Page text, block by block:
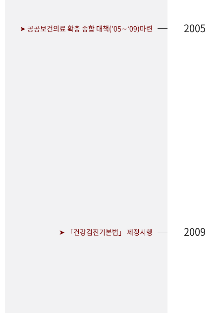
➤ 공공보건의료 확충 종합 대책(’05∼‘09)마련 2005
➤ 「건강검진기본법」 제정시행 2009